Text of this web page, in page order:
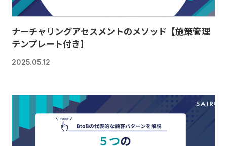
ナーチャリングアセスメントのメソッド【施策管理
テンプレート付き】
2025.05.12